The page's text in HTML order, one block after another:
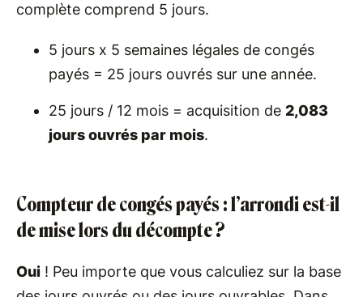
complète comprend 5 jours.
5 jours x 5 semaines légales de congés
payés = 25 jours ouvrés sur une année.
25 jours / 12 mois = acquisition de 2,083
jours ouvrés par mois.
Compteur de congés payés : l’arrondi est-il
de mise lors du décompte ?
Oui ! Peu importe que vous calculiez sur la base